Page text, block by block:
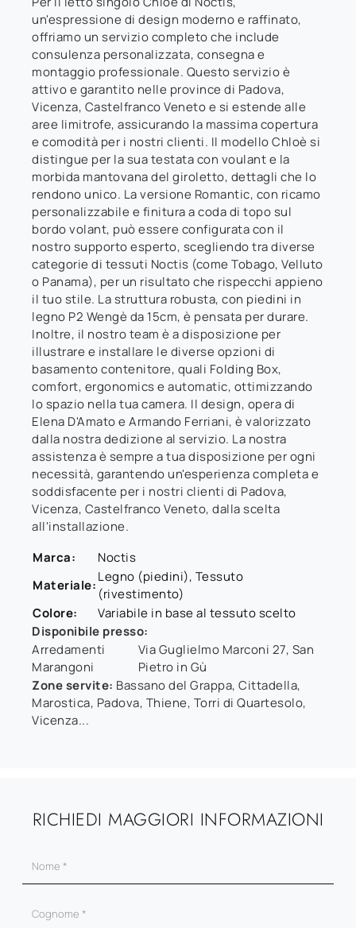
un'espressione di design moderno e raffinato,
offriamo un servizio completo che include
consulenza personalizzata, consegna e
montaggio professionale. Questo servizio è
attivo e garantito nelle province di Padova,
Vicenza, Castelfranco Veneto e si estende alle
aree limitrofe, assicurando la massima copertura
e comodità per i nostri clienti. Il modello Chloè si
distingue per la sua testata con voulant e la
morbida mantovana del giroletto, dettagli che lo
rendono unico. La versione Romantic, con ricamo
personalizzabile e finitura a coda di topo sul
bordo volant, può essere configurata con il
nostro supporto esperto, scegliendo tra diverse
categorie di tessuti Noctis (come Tobago, Velluto
o Panama), per un risultato che rispecchi appieno
il tuo stile. La struttura robusta, con piedini in
legno P2 Wengè da 15cm, è pensata per durare.
Inoltre, il nostro team è a disposizione per
illustrare e installare le diverse opzioni di
basamento contenitore, quali Folding Box,
comfort, ergonomics e automatic, ottimizzando
lo spazio nella tua camera. Il design, opera di
Elena D'Amato e Armando Ferriani, è valorizzato
dalla nostra dedizione al servizio. La nostra
assistenza è sempre a tua disposizione per ogni
necessità, garantendo un'esperienza completa e
soddisfacente per i nostri clienti di Padova,
Vicenza, Castelfranco Veneto, dalla scelta
all'installazione.
Marca:
Noctis
Materiale:
Legno (piedini), Tessuto
(rivestimento)
Colore:
Variabile in base al tessuto scelto
Disponibile presso:
Arredamenti
Marangoni
Via Guglielmo Marconi 27, San
Pietro in Gù
Zone servite: Bassano del Grappa, Cittadella,
Marostica, Padova, Thiene, Torri di Quartesolo,
Vicenza...
RICHIEDI MAGGIORI INFORMAZIONI